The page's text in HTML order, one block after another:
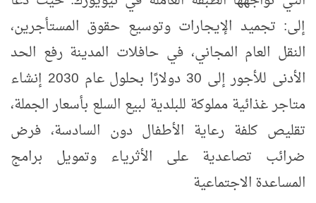
إلى: تجميد الإيجارات وتوسيع حقوق المستأجرين،
النقل العام المجاني، في حافلات المدينة رفع الحد
الأدنى للأجور إلى 30 دولارًا بحلول عام 2030 إنشاء
متاجر غذائية مملوكة للبلدية لبيع السلع بأسعار الجملة،
تقليص كلفة رعاية الأطفال دون السادسة، فرض
ضرائب تصاعدية على الأثرياء وتمويل برامج
المساعدة الاجتماعية